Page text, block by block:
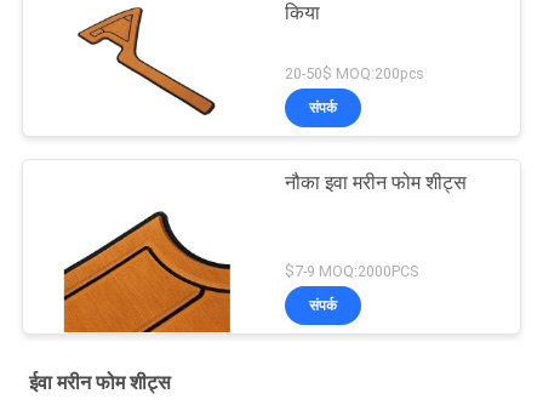
किया
20-50$ MOQ:200pcs
संपर्क
नौका इवा मरीन फोम शीट्स
$7-9 MOQ:2000PCS
संपर्क
ईवा मरीन फोम शीट्स